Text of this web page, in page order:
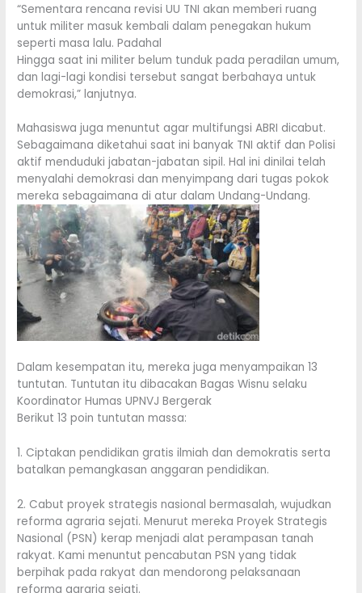
“Sementara rencana revisi UU TNI akan memberi ruang
untuk militer masuk kembali dalam penegakan hukum
seperti masa lalu. Padahal
Hingga saat ini militer belum tunduk pada peradilan umum,
dan lagi-lagi kondisi tersebut sangat berbahaya untuk
demokrasi,” lanjutnya.
Mahasiswa juga menuntut agar multifungsi ABRI dicabut.
Sebagaimana diketahui saat ini banyak TNI aktif dan Polisi
aktif menduduki jabatan-jabatan sipil. Hal ini dinilai telah
menyalahi demokrasi dan menyimpang dari tugas pokok
mereka sebagaimana di atur dalam Undang-Undang.
Dalam kesempatan itu, mereka juga menyampaikan 13
tuntutan. Tuntutan itu dibacakan Bagas Wisnu selaku
Koordinator Humas UPNVJ Bergerak
Berikut 13 poin tuntutan massa:
1. Ciptakan pendidikan gratis ilmiah dan demokratis serta
batalkan pemangkasan anggaran pendidikan.
2. Cabut proyek strategis nasional bermasalah, wujudkan
reforma agraria sejati. Menurut mereka Proyek Strategis
Nasional (PSN) kerap menjadi alat perampasan tanah
rakyat. Kami menuntut pencabutan PSN yang tidak
berpihak pada rakyat dan mendorong pelaksanaan
reforma agraria sejati.